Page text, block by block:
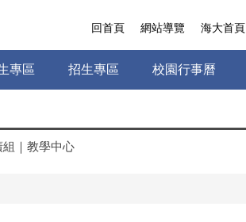
專區 招生專區 校園行事曆
回首頁 網站導覽 海大首頁
｜ 教學中心